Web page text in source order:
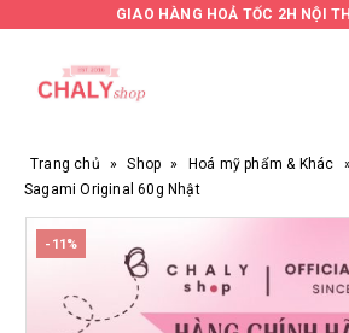
GIAO HÀNG HOẢ TỐC 2H NỘI
Trang chủ » Shop » Hoá mỹ phẩm & Khác »
Sagami Original 60g Nhật
-11%